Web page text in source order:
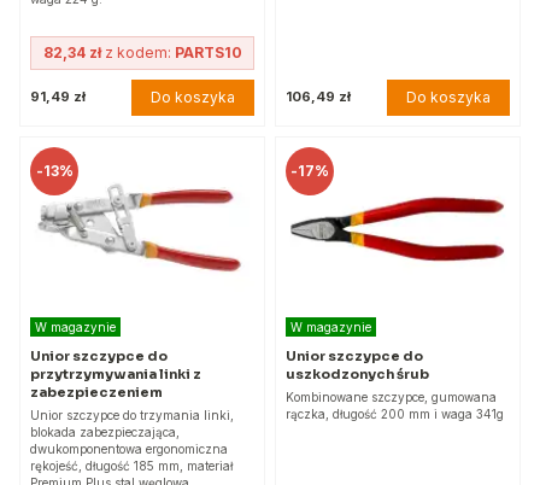
82,34 złz kodem: PARTS10
91,49 zł Do koszyka 106,49 zł Do koszyka
-13%
W magazynie
Unior szczypce do
przytrzymywania linki z
zabezpieczeniem
Unior szczypce do trzymania linki,
blokada zabezpieczająca,
dwukomponentowa ergonomiczna
rękojeść, długość 185 mm, materiał
-17%
W magazynie
Unior szczypce do
uszkodzonych śrub
Kombinowane szczypce, gumowana
rączka, długość 200 mm i waga 341g